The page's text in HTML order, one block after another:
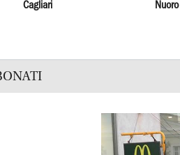
Cagliari Nuoro